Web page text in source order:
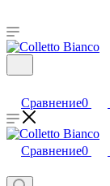
Сравнение0
Сравнение0